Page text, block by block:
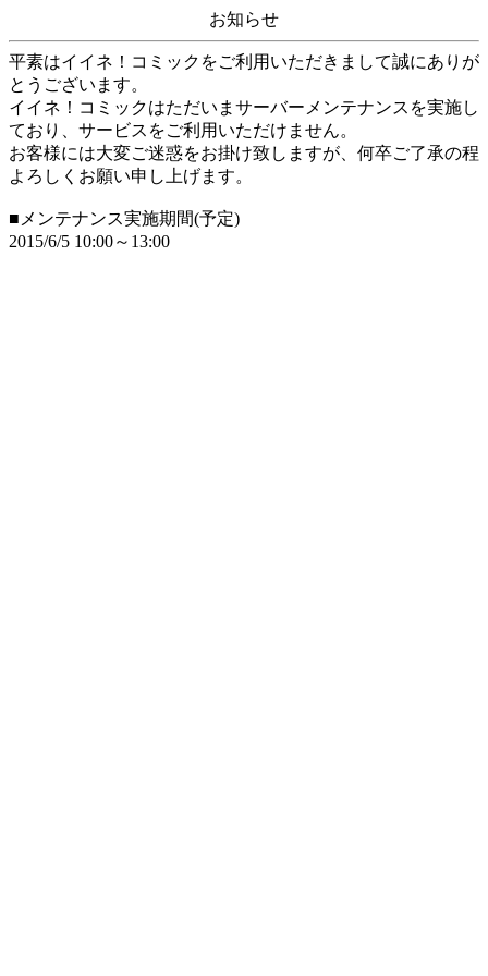
お知らせ
平素はイイネ！コミックをご利用いただきまして誠にありが
とうございます。
イイネ！コミックはただいまサーバーメンテナンスを実施し
ており、サービスをご利用いただけません。
お客様には大変ご迷惑をお掛け致しますが、何卒ご了承の程
よろしくお願い申し上げます。
■メンテナンス実施期間(予定)
2015/6/5 10:00～13:00